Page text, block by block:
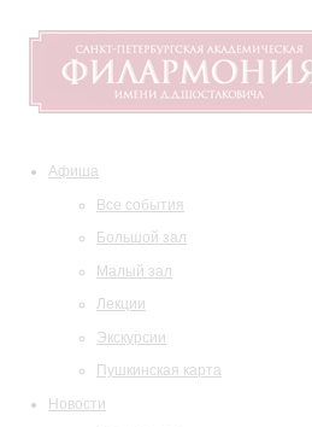
Афиша
Все события
Большой зал
Малый зал
Лекции
Экскурсии
Пушкинская карта
Новости